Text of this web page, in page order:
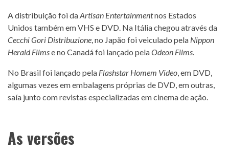
A distribuição foi daArtisan Entertainmentnos Estados
Unidos também em VHS e DVD. Na Itália chegou através da
Cecchi Gori Distribuzione , no Japão foi veiculado pela Nippon
Herald Filmse no Canadá foi lançado pelaOdeon Films
No Brasil foi lançado pela Flashstar Homem Video , em DVD,
algumas vezes em embalagens próprias de DVD, em outras,
saía junto com revistas especializadas em cinema de ação.
As versões